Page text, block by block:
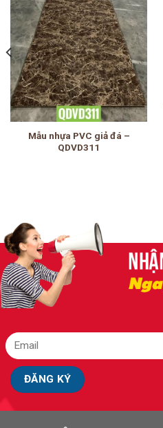
Mẫu nhựa PVC giả đá –
QDVD311